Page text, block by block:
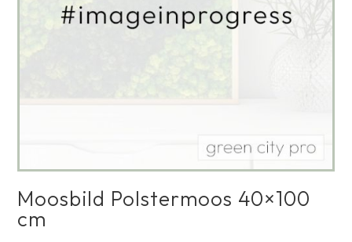
Moosbild Polstermoos 40×100
cm